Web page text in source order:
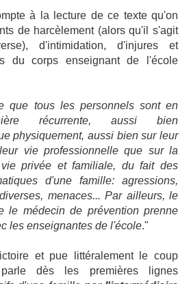
à la lecture de ce texte qu'on
de harcèlement (alors qu'il s'agit
d'intimidation, d'injures et
du corps enseignant de l'école
que tous les personnels sont en
récurrente, aussi bien
physiquement, aussi bien sur leur
vie professionnelle que sur la
privée et familiale, du fait des
d'une famille: agressions,
menaces... Par ailleurs, le
le médecin de prévention prenne
les enseignantes de l'école."
et pue littéralement le coup
dès les premières lignes